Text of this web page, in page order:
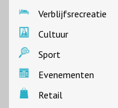
Verblijfsrecreatie
Cultuur
Sport
Evenementen
Retail